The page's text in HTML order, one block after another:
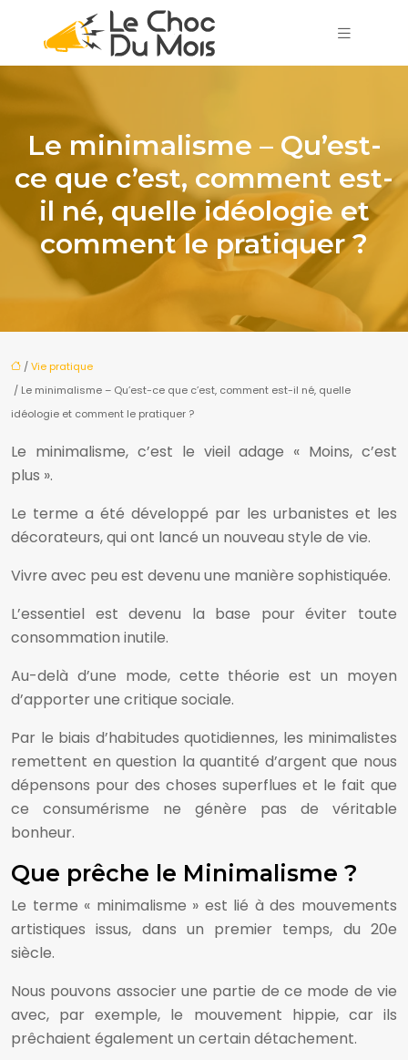
Le minimalisme – Qu’est-
ce que c’est, comment est-
il né, quelle idéologie et
comment le pratiquer ?
/Vie pratique
/ Le minimalisme – Qu’est-ce que c’est, comment est-il né, quelle
idéologie et comment le pratiquer ?
Le minimalisme, c’est le vieil adage « Moins, c’est
plus ».
Le terme a été développé par les urbanistes et les
décorateurs, qui ont lancé un nouveau style de vie.
Vivre avec peu est devenu une manière sophistiquée.
L’essentiel est devenu la base pour éviter toute
consommation inutile.
Au-delà d’une mode, cette théorie est un moyen
d’apporter une critique sociale.
Par le biais d’habitudes quotidiennes, les minimalistes
remettent en question la quantité d’argent que nous
dépensons pour des choses superflues et le fait que
ce consumérisme ne génère pas de véritable
bonheur.
Que prêche le Minimalisme ?
Le terme « minimalisme » est lié à des mouvements
artistiques issus, dans un premier temps, du 20e
siècle.
Nous pouvons associer une partie de ce mode de vie
avec, par exemple, le mouvement hippie, car ils
prêchaient également un certain détachement.